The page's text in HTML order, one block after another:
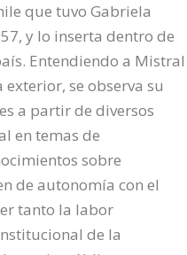
que tuvo Gabriela
y lo inserta dentro de
Entendiendo a Mistral
se observa su
a partir de diversos
en temas de
sobre
de autonomía con el
tanto la labor
de la